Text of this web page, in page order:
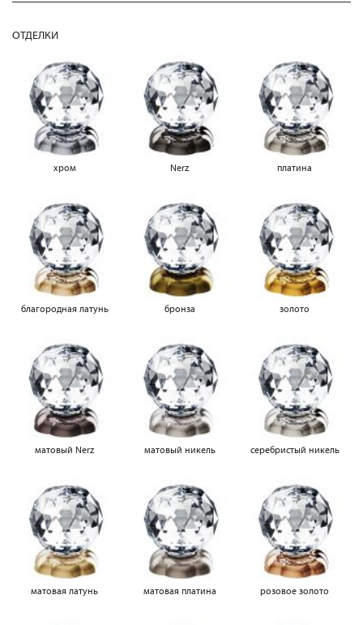
ОТДЕЛКИ
хром Nerz платина
благородная латунь бронза золото
матовый Nerz матовый никель серебристый никель
матовая латунь матовая платина розовое золото